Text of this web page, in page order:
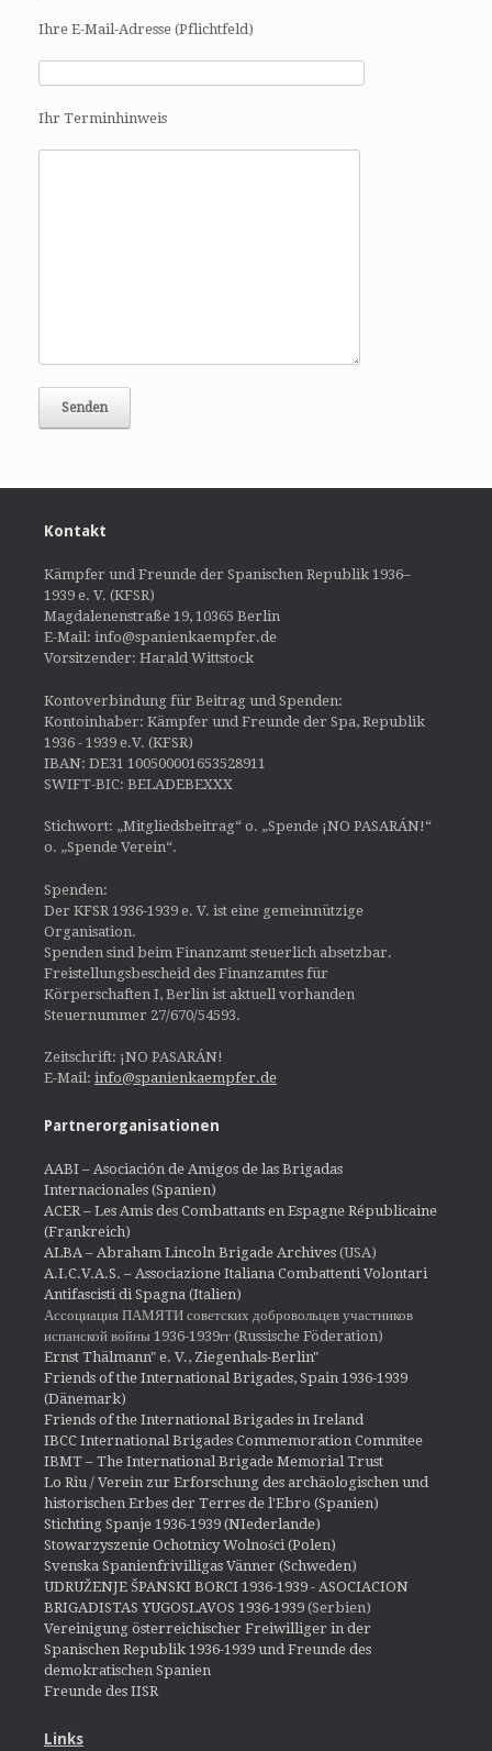
Ihre E-Mail-Adresse (Pflichtfeld)
Ihr Terminhinweis
Kontakt
Kämpfer und Freunde der Spanischen Republik 1936–
1939 e. V. (KFSR)
Magdalenenstraße 19, 10365 Berlin
E-Mail: info@spanienkaempfer.de
Vorsitzender: Harald Wittstock
Kontoverbindung für Beitrag und Spenden:
Kontoinhaber: Kämpfer und Freunde der Spa, Republik
1936 - 1939 e.V. (KFSR)
IBAN: DE31 100500001653528911
SWIFT-BIC: BELADEBEXXX
Stichwort: „Mitgliedsbeitrag“ o. „Spende ¡NO PASARÁN!“
o. „Spende Verein“.
Spenden:
Der KFSR 1936-1939 e. V. ist eine gemeinnützige
Organisation.
Spenden sind beim Finanzamt steuerlich absetzbar.
Freistellungsbescheid des Finanzamtes für
Körperschaften I, Berlin ist aktuell vorhanden
Steuernummer 27/670/54593.
Zeitschrift: ¡NO PASARÁN!
E-Mail: info@spanienkaempfer.de
Partnerorganisationen
AABI – Asociación de Amigos de las Brigadas
Internacionales (Spanien)
ACER – Les Amis des Combattants en Espagne Républicaine
(Frankreich)
ALBA – Abraham Lincoln Brigade Archives (USA)
A.I.C.V.A.S. – Associazione Italiana Combattenti Volontari
Antifascisti di Spagna (Italien)
Ассоциация ПАМЯТИ советских добровольцев участников
испанской войны 1936-1939гг (Russische Föderation)
Ernst Thälmann" e. V., Ziegenhals-Berlin"
Friends of the International Brigades, Spain 1936-1939
(Dänemark)
Friends of the International Brigades in Ireland
IBCC International Brigades Commemoration Commitee
IBMT – The International Brigade Memorial Trust
Lo Riu / Verein zur Erforschung des archäologischen und
historischen Erbes der Terres de l'Ebro (Spanien)
Stichting Spanje 1936-1939 (NIederlande)
Stowarzyszenie Ochotnicy Wolności (Polen)
Svenska Spanienfrivilligas Vänner (Schweden)
UDRUŽENJE ŠPANSKI BORCI 1936-1939 - ASOCIACION
BRIGADISTAS YUGOSLAVOS 1936-1939 (Serbien)
Vereinigung österreichischer Freiwilliger in der
Spanischen Republik 1936-1939 und Freunde des
demokratischen Spanien
Freunde des IISR
Links